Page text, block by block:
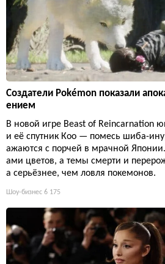
Создатели Pokémon показали
ением
В новой игре Beast of Reincarnation
и её спутник Кoo — помесь шиба-
ажаются с порчей в мрачной
ами цветов, а темы смерти и
а серьёзнее, чем ловля покемонов.
Шоу-бизнес 6 175